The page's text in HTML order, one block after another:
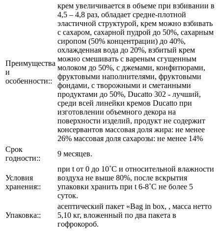
Преимущества
и
особенности::
крем увеличивается в объеме при взбивании в
4,5 – 4,8 раз, обладает средне-плотной
эластичной структурой, крем можно взбивать
с сахаром, сахарной пудрой до 50%, сахарным
сиропом (50% концентрации) до 40%,
охлажденная вода до 20%, взбитый крем
можно смешивать с вареным сгущенным
молоком до 50%, с джемами, конфитюрами,
фруктовыми наполнителями, фруктовыми
фондами, с творожными и сметанными
продуктами до 50%, Ducatto 302 - лучший,
среди всей линейки кремов Ducatto при
изготовлении объемного декора на
поверхности изделий, продукт не содержит
консервантов массовая доля жира: не менее
26% массовая доля сахарозы: не менее 14%
Срок
годности::
9 месяцев.
Условия
хранения::
при t от 0 до 10˚С и относительной влажности
воздуха не выше 80%, после вскрытия
упаковки хранить при t 6-8˚С не более 5
суток.
Упаковка::
асептический пакет «Bag in box, , масса нетто
5,10 кг, вложенный по два пакета в
гофрокороб.